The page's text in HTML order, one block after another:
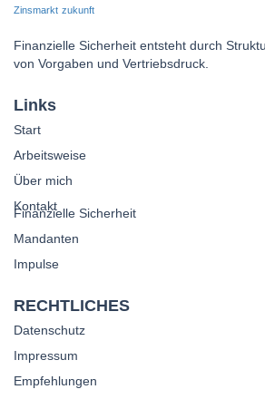
Zinsmarkt zukunft
Finanzielle Sicherheit entsteht durch
von Vorgaben und Vertriebsdruck.
Links
Start
Arbeitsweise
Über mich
Kontakt
Finanzielle Sicherheit
Mandanten
Impulse
RECHTLICHES
Datenschutz
Impressum
Empfehlungen